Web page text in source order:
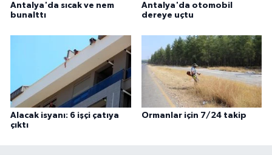
Antalya'da sıcak ve nem
bunalttı
Antalya'da otomobil
dereye uçtu
Alacak isyanı: 6 işçi çatıya
çıktı
Ormanlar için 7/24 takip